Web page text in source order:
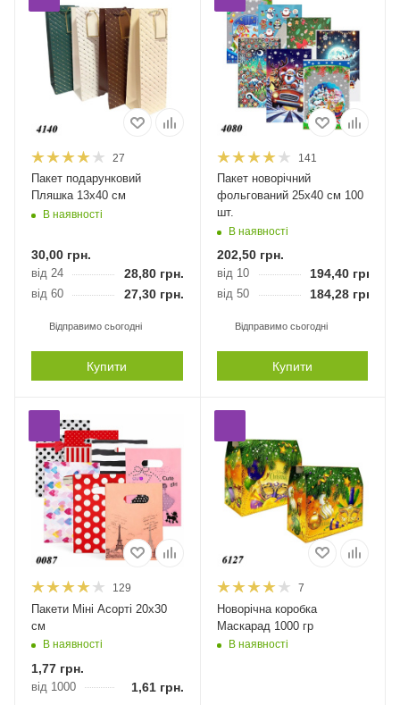
27
Пакет подарунковий
Пляшка 13х40 см
В наявності
30,00 грн.
від 24 28,80 грн.
від 60 27,30 грн.
Відправимо сьогодні
Купити
141
Пакет новорічний
фольгований 25х40 см 100
шт.
В наявності
202,50грн.
від 10 194,40грн.
від 50 184,28грн.
Відправимо сьогодні
Купити
129
Пакети Міні Асорті 20х30
см
В наявності
1,77 грн.
від 1000 1,61грн.
7
Новорічна коробка
Маскарад 1000 гр
В наявності